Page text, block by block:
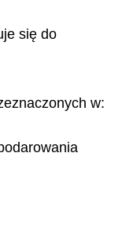
się do
w: